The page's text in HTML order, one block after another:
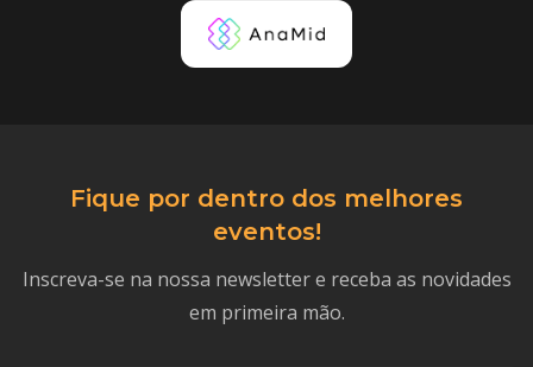
Fique por dentro dos melhores
eventos!
Inscreva-se na nossa newsletter e receba as novidades
em primeira mão.